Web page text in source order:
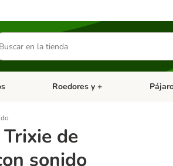
abierto: Dieta Vet.Menú de categoria abierto:
Roedores y + Menú
de
sonido